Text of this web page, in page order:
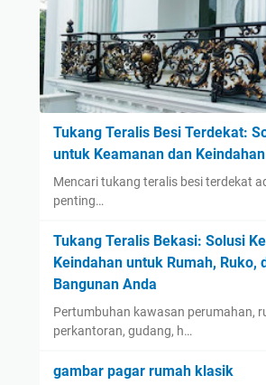
Tukang Teralis Besi Terdekat:
untuk Keamanan dan
Mencari tukang teralis besi terdekat
penting…
Tukang Teralis Bekasi: Solusi
Keindahan untuk Rumah, Ruko,
Bangunan Anda
Pertumbuhan kawasan perumahan,
perkantoran, gudang, h…
gambar pagar rumah klasik